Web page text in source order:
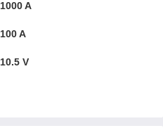
1000 A
100 A
10.5 V